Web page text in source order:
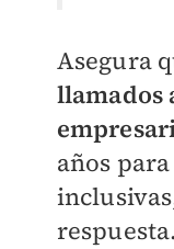
Asegura
llamados
años
respuesta.